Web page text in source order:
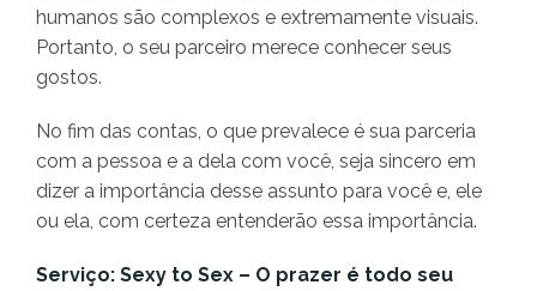
humanos são complexos e extremamente visuais.
Portanto, o seu parceiro merece conhecer seus
gostos.
No fim das contas, o que prevalece é sua parceria
com a pessoa e a dela com você, seja sincero em
dizer a importância desse assunto para você e, ele
ou ela, com certeza entenderão essa importância.
Serviço: Sexy to Sex – O prazer é todo seu